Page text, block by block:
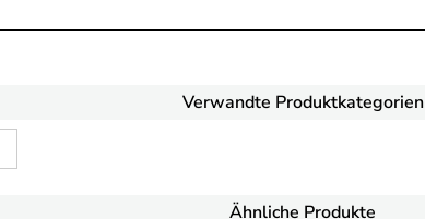
Verwandte Produktkategorien
Ähnliche Produkte